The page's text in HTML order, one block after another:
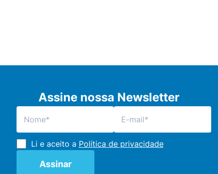
Assine nossa Newsletter
Li e aceito a Política de privacidade